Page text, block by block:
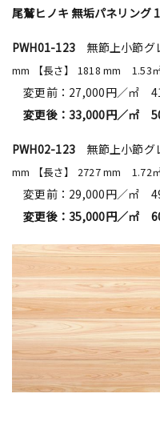
尾鷲ヒノキ 無垢パネリン
PWH01-123 無節上小節グ
mm 【長さ】 1818 mm 1.53
変更前：27,000円／㎡
変更後：33,000円／㎡
PWH02-123 無節上小節グ
mm 【長さ】 2727 mm 1.72
変更前：29,000円／㎡
変更後：35,000円／㎡